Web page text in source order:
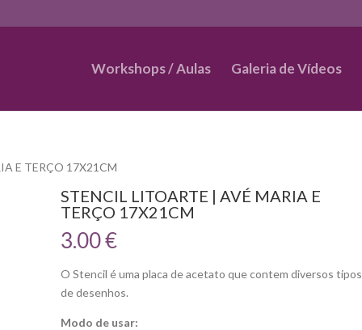
Workshops / Aulas Galeria de Vídeos
E TERÇO 17X21CM
STENCIL LITOARTE | AVÉ MARIA E
TERÇO 17X21CM
3.00€
O Stencil é uma placa de acetato que contem diversos tipos
de desenhos.
Modo de usar: